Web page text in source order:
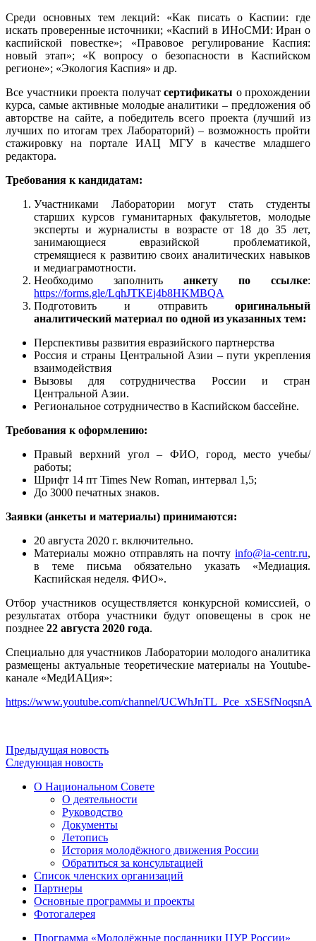
Среди основных тем лекций: «Как писать о Каспии: где
искать проверенные источники; «Каспий в ИНоСМИ: Иран о
каспийской повестке»; «Правовое регулирование Каспия:
новый этап»; «К вопросу о безопасности в Каспийском
регионе»; «Экология Каспия» и др.
Все участники проекта получат сертификаты о прохождении
курса, самые активные молодые аналитики – предложения об
авторстве на сайте, а победитель всего проекта (лучший из
лучших по итогам трех Лабораторий) – возможность пройти
стажировку на портале ИАЦ МГУ в качестве младшего
редактора.
Требования к кандидатам:
Участниками Лаборатории могут стать студенты
старших курсов гуманитарных факультетов, молодые
эксперты и журналисты в возрасте от 18 до 35 лет,
занимающиеся евразийской проблематикой,
стремящиеся к развитию своих аналитических навыков
и медиаграмотности.
Необходимо заполнить анкету по ссылке:
https://forms.gle/LqhJTKEj4b8HKMBQA
Подготовить и отправить оригинальный
аналитический материал по одной из указанных тем:
Перспективы развития евразийского партнерства
Россия и страны Центральной Азии – пути укрепления
взаимодействия
Вызовы для сотрудничества России и стран
Центральной Азии.
Региональное сотрудничество в Каспийском бассейне.
Требования к оформлению:
Правый верхний угол – ФИО, город, место учебы/
работы;
Шрифт 14 пт Times New Roman, интервал 1,5;
До 3000 печатных знаков.
Заявки (анкеты и материалы) принимаются:
20 августа 2020 г. включительно.
Материалы можно отправлять на почту info@ia-centr.ru,
в теме письма обязательно указать «Медиация.
Каспийская неделя. ФИО».
Отбор участников осуществляется конкурсной комиссией, о
результатах отбора участники будут оповещены в срок не
позднее 22 августа 2020 года.
Специально для участников Лаборатории молодого аналитика
размещены актуальные теоретические материалы на Youtube-
канале «МедИАЦия»:
https://www.youtube.com/channel/UCWhJnTL_Pce_xSESfNoqsnA
Предыдущая новость
Следующая новость
О Национальном Совете
О деятельности
Руководство
Документы
Летопись
История молодёжного движения России
Обратиться за консультацией
Список членских организаций
Партнеры
Основные программы и проекты
Фотогалерея
Программа «Молодёжные посланники ЦУР России»